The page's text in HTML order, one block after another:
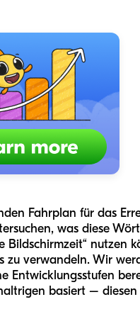
Fahrplan für das
was diese
nutzen
zu verwandeln. Wir
Entwicklungsstufen
basiert – diesen